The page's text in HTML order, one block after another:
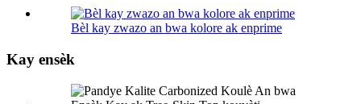
Bèl kay zwazo an bwa kolore ak enprime
Kay ensèk